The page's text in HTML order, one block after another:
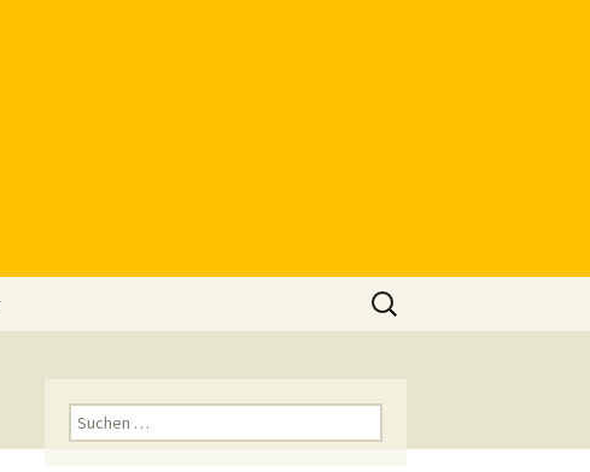
Suchen
nach:
Suchen
nach: